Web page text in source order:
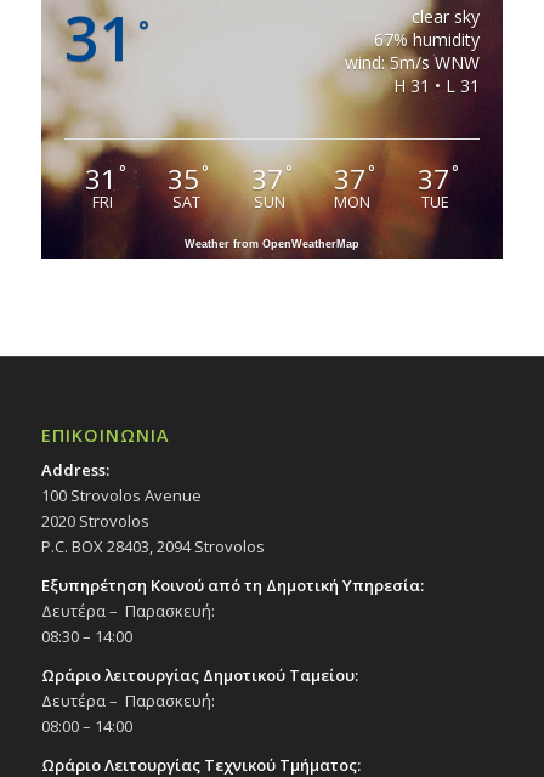
31 °
clear sky
67% humidity
wind: 5m/s WNW
H 31 • L 31
31 °
FRI
35°
SAT
37°
SUN
37°
MON
37°
TUE
Weather from OpenWeatherMap
ΕΠΙΚΟΙΝΩΝΙΑ
Address:
100 Strovolos Avenue
2020 Strovolos
P.C. BOX 28403, 2094 Strovolos
Εξυπηρέτηση Κοινού από τη Δημοτική Υπηρεσία:
Δευτέρα – Παρασκευή:
08:30 – 14:00
Ωράριο λειτουργίας Δημοτικού Ταμείου:
Δευτέρα – Παρασκευή:
08:00 – 14:00
Ωράριο Λειτουργίας Τεχνικού Τμήματος: